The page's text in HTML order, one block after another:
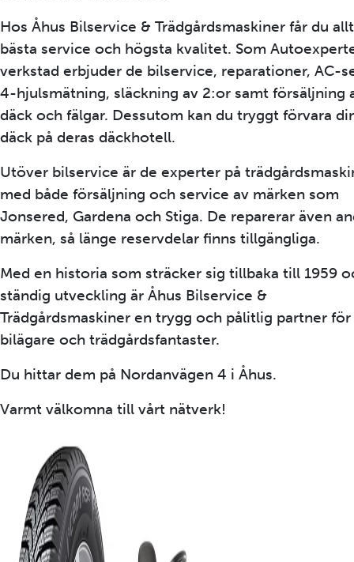
Hos Åhus Bilservice & Trädgårdsmaskiner får du
bästa service och högsta kvalitet. Som
verkstad erbjuder de bilservice, reparationer, AC-
4-hjulsmätning, släckning av 2:or samt försäljning
däck och fälgar. Dessutom kan du tryggt förvara
däck på deras däckhotell.
Utöver bilservice är de experter på
med både försäljning och service av märken som
Jonsered, Gardena och Stiga. De reparerar även
märken, så länge reservdelar finns tillgängliga.
Med en historia som sträcker sig tillbaka till 1959
ständig utveckling är Åhus Bilservice &
Trädgårdsmaskiner en trygg och pålitlig partner för
bilägare och trädgårdsfantaster.
Du hittar dem på Nordanvägen 4 i Åhus.
Varmt välkomna till vårt nätverk!